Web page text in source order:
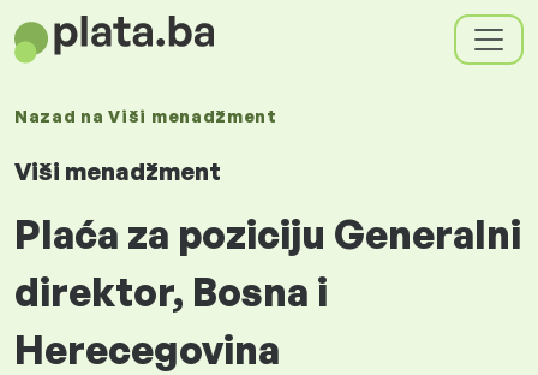
Nazad naViši menadžment
Viši menadžment
Plaća za poziciju Generalni
direktor, Bosna i
Herecegovina